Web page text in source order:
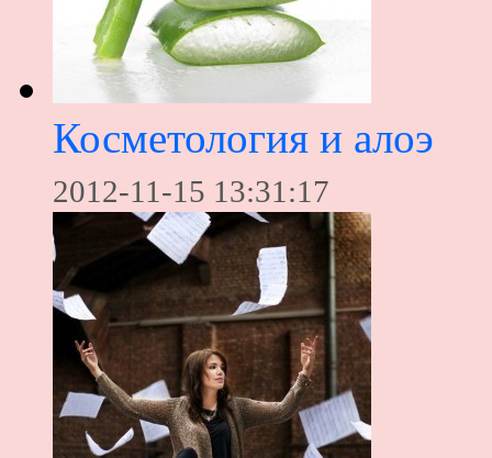
Косметология и алоэ
2012-11-15 13:31:17